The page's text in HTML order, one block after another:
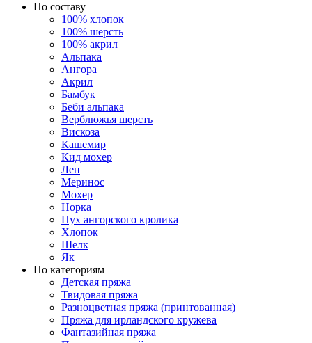
По составу
100% хлопок
100% шерсть
100% акрил
Альпака
Ангора
Акрил
Бамбук
Беби альпака
Верблюжья шерсть
Вискоза
Кашемир
Кид мохер
Лен
Меринос
Мохер
Норка
Пух ангорского кролика
Хлопок
Шелк
Як
По категориям
Детская пряжа
Твидовая пряжа
Разноцветная пряжа (принтованная)
Пряжа для ирландского кружева
Фантазийная пряжа